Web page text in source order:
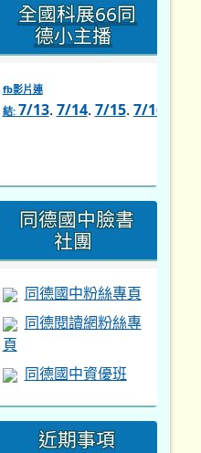
全國科展66同
德小主播
fb影片連
結: 7/13. 7/14. 7/15. 7/16
https://www.facebook.com/
同德國中臉書
社團
同德國中粉絲專頁
同德閱讀網粉絲專
頁
同德國中資優班
近期事項